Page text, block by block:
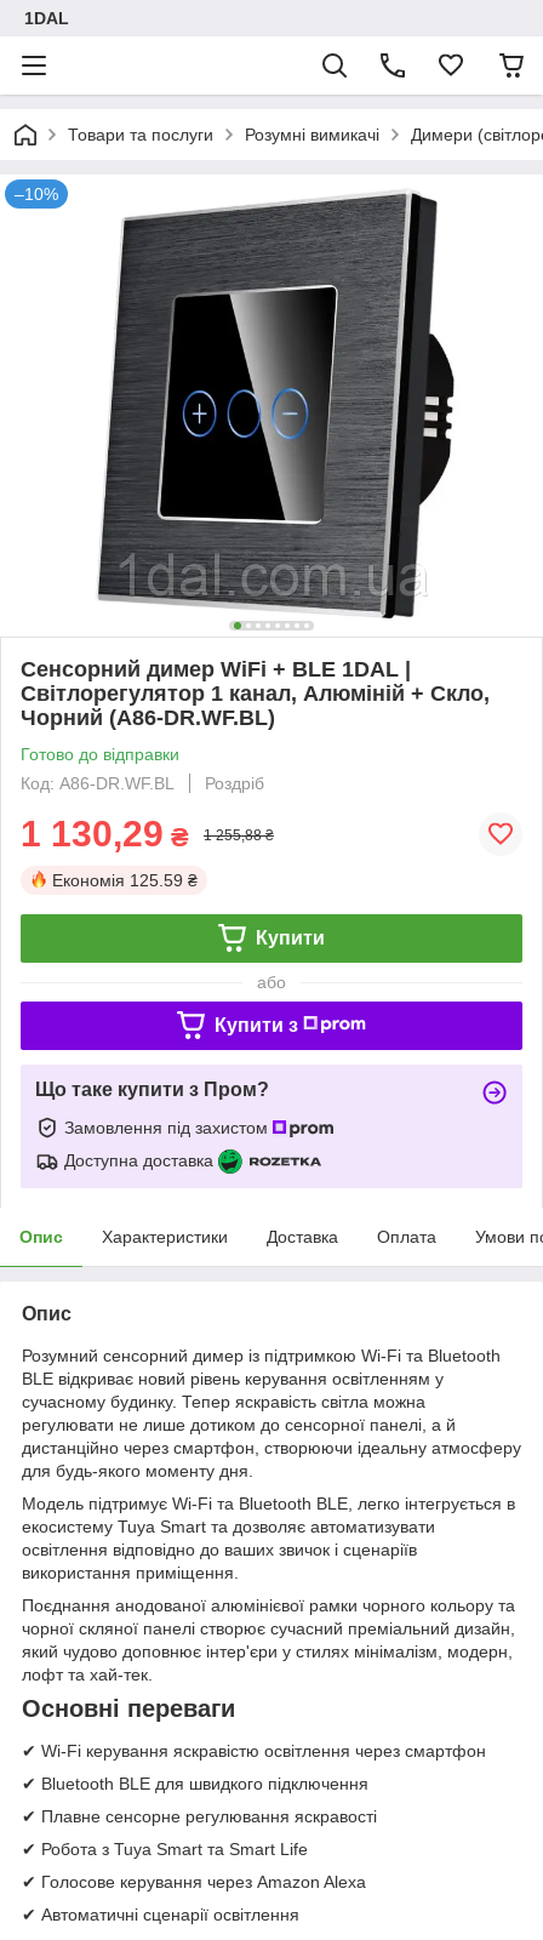
1DAL
Товари та послуги Розумні вимикачі Димери
–10%
Сенсорний димер WiFi + BLE 1DAL |
Світлорегулятор 1 канал, Алюміній + Скло,
Чорний (A86-DR.WF.BL)
Готово до відправки
Код: A86-DR.WF.BL
Роздріб
1 130,29 ₴ 1 255,88 ₴
Економія 125.59 ₴
Купити
або
Купити з
Що таке купити з Пром?
Замовлення під захистом
Доступна доставка
Опис Характеристики Доставка Оплата Умови
Опис
Розумний сенсорний димер із підтримкою Wi‑Fi та Bluetooth
BLE відкриває новий рівень керування освітленням у
сучасному будинку. Тепер яскравість світла можна
регулювати не лише дотиком до сенсорної панелі, а й
дистанційно через смартфон, створюючи ідеальну атмосферу
для будь-якого моменту дня.
Модель підтримує Wi-Fi та Bluetooth BLE, легко інтегрується в
екосистему Tuya Smart та дозволяє автоматизувати
освітлення відповідно до ваших звичок і сценаріїв
використання приміщення.
Поєднання анодованої алюмінієвої рамки чорного кольору та
чорної скляної панелі створює сучасний преміальний дизайн,
який чудово доповнює інтер'єри у стилях мінімалізм, модерн,
лофт та хай-тек.
Основні переваги
✔ Wi-Fi керування яскравістю освітлення через смартфон
✔ Bluetooth BLE для швидкого підключення
✔ Плавне сенсорне регулювання яскравості
✔ Робота з Tuya Smart та Smart Life
✔ Голосове керування через Amazon Alexa
✔ Автоматичні сценарії освітлення